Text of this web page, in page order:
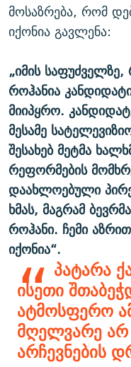
მოსაზრება, რომ
იქონია გავლენა:
„იმის საფუძველზე,
როჰანია
მიიპყრო.
მესამე
შესახებ მეტმა
რეფორმების
დაახლოებული
ხმას, მაგრამ
როჰანი. ჩემი
იქონია“.
პატარა
ისეთი
ატმოსფერო
მღელვარე
არჩევნების